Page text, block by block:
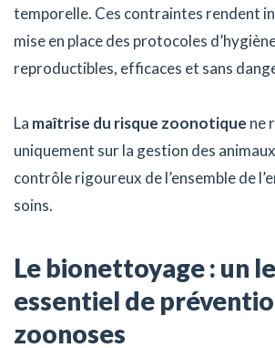
temporelle. Ces contraintes rendent
mise en place des protocoles
reproductibles, efficaces et sans
La maîtrise du risque zoonotique ne
uniquement sur la gestion des
contrôle rigoureux de l’ensemble de
soins.
Le bionettoyage : un
essentiel de
zoonoses